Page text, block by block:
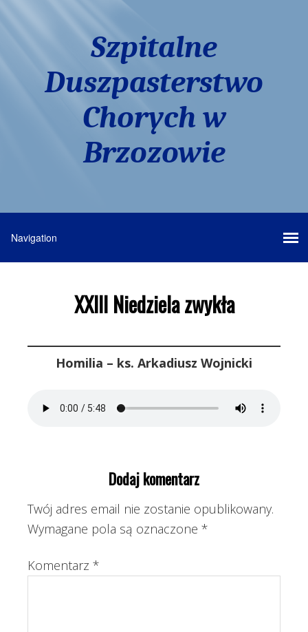
Szpitalne
Duszpasterstwo
Chorych w
Brzozowie
XXIII Niedziela zwykła
Homilia – ks. Arkadiusz Wojnicki
Dodaj komentarz
Twój adres email nie zostanie opublikowany.
Wymagane pola są oznaczone *
Komentarz *